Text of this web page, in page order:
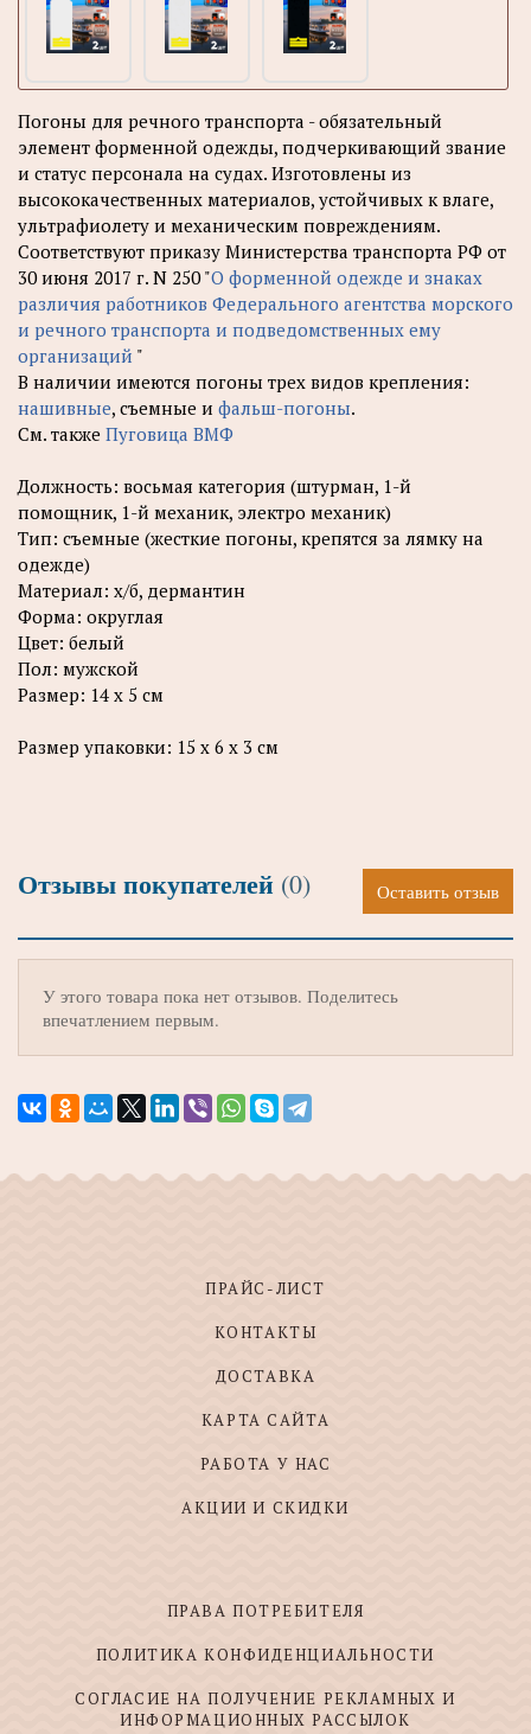
Погоны для речного транспорта - обязательный
элемент форменной одежды, подчеркивающий звание
и статус персонала на судах. Изготовлены из
высококачественных материалов, устойчивых к влаге,
ультрафиолету и механическим повреждениям.
Соответствуют приказу Министерства транспорта РФ от
30 июня 2017 г. N 250 "О форменной одежде и знаках
различия работников Федерального агентства морского
и речного транспорта и подведомственных ему
организаций "
В наличии имеются погоны трех видов крепления:
нашивные, съемные и фальш-погоны.
См. также Пуговица ВМФ
Должность: восьмая категория (штурман, 1-й
помощник, 1-й механик, электро механик)
Тип: съемные (жесткие погоны, крепятся за лямку на
одежде)
Материал: х/б, дермантин
Форма: округлая
Цвет: белый
Пол: мужской
Размер: 14 х 5 см
Размер упаковки: 15 х 6 х 3 см
Отзывы покупателей (0) Оставить отзыв
У этого товара пока нет отзывов. Поделитесь
впечатлением первым.
ПРАЙС-ЛИСТ
КОНТАКТЫ
ДОСТАВКА
КАРТА САЙТА
РАБОТА У НАС
АКЦИИ И СКИДКИ
ПРАВА ПОТРЕБИТЕЛЯ
ПОЛИТИКА КОНФИДЕНЦИАЛЬНОСТИ
СОГЛАСИЕ НА ПОЛУЧЕНИЕ РЕКЛАМНЫХ И
ИНФОРМАЦИОННЫХ РАССЫЛОК